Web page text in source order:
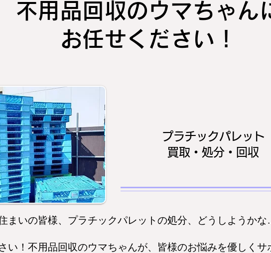
不用品回収のウマちゃん
お任せください！
プラチックパレット
買取・処分・回収
まいの皆様、プラチックパレットの処分、どうしようか
い！不用品回収のウマちゃんが、皆様のお悩みを優しくサ